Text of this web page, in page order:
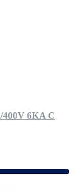
400V 6KA C